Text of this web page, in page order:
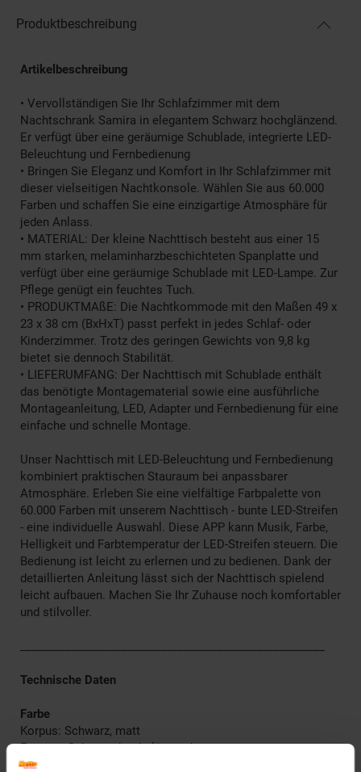
Produktbeschreibung
Artikelbeschreibung
• Vervollständigen Sie Ihr Schlafzimmer mit dem
Nachtschrank Samira in elegantem Schwarz hochglänzend.
Er verfügt über eine geräumige Schublade, integrierte LED-
Beleuchtung und Fernbedienung
• Bringen Sie Eleganz und Komfort in Ihr Schlafzimmer mit
dieser vielseitigen Nachtkonsole. Wählen Sie aus 60.000
Farben und schaffen Sie eine einzigartige Atmosphäre für
jeden Anlass.
• MATERIAL: Der kleine Nachttisch besteht aus einer 15
mm starken, melaminharzbeschichteten Spanplatte und
verfügt über eine geräumige Schublade mit LED-Lampe. Zur
Pflege genügt ein feuchtes Tuch.
• PRODUKTMAßE: Die Nachtkommode mit den Maßen 49 x
23 x 38 cm (BxHxT) passt perfekt in jedes Schlaf- oder
Kinderzimmer. Trotz des geringen Gewichts von 9,8 kg
bietet sie dennoch Stabilität.
• LIEFERUMFANG: Der Nachttisch mit Schublade enthält
das benötigte Montagematerial sowie eine ausführliche
Montageanleitung, LED, Adapter und Fernbedienung für eine
einfache und schnelle Montage.
Unser Nachttisch mit LED-Beleuchtung und Fernbedienung
kombiniert praktischen Stauraum bei anpassbarer
Atmosphäre. Erleben Sie eine vielfältige Farbpalette von
60.000 Farben mit unserem Nachttisch - bunte LED-Streifen
- eine individuelle Auswahl. Diese APP kann Musik, Farbe,
Helligkeit und Farbtemperatur der LED-Streifen steuern. Die
Bedienung ist leicht zu erlernen und zu bedienen. Dank der
detaillierten Anleitung lässt sich der Nachttisch spielend
leicht aufbauen. Machen Sie Ihr Zuhause noch komfortabler
und stilvoller.
Technische Daten
Farbe
Korpus: Schwarz, matt
Fronten: Schwarz, hochglänzend